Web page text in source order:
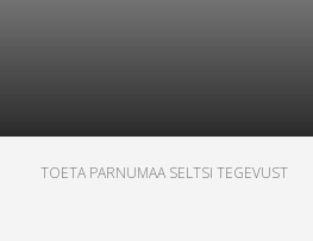
TOETA PARNUMAA SELTSI TEGEVUST